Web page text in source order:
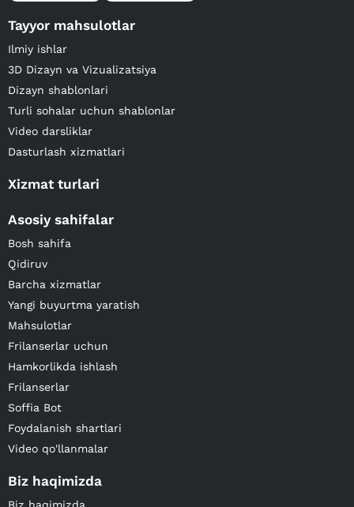
Tayyor mahsulotlar
Ilmiy ishlar
3D Dizayn va Vizualizatsiya
Dizayn shablonlari
Turli sohalar uchun shablonlar
Video darsliklar
Dasturlash xizmatlari
Xizmat turlari
Asosiy sahifalar
Bosh sahifa
Qidiruv
Barcha xizmatlar
Yangi buyurtma yaratish
Mahsulotlar
Frilanserlar uchun
Hamkorlikda ishlash
Frilanserlar
Soffia Bot
Foydalanish shartlari
Video qo'llanmalar
Biz haqimizda